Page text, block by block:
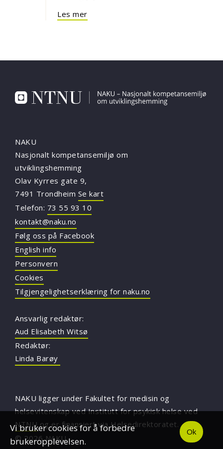
Les mer
NAKU
Nasjonalt kompetansemiljø om
utviklingshemming
Olav Kyrres gate 9,
7491 Trondheim Se kart
Telefon: 73 55 93 10
kontakt@naku.no
Følg oss på Facebook
English info
Personvern
Cookies
Tilgjengelighetserklæring for naku.no
Ansvarlig redaktør:
Aud Elisabeth Witsø
Redaktør:
Linda Barøy
NAKU ligger under Fakultet for medisin og
helsevitenskap ved Institutt for psykisk helse ved
NTNU og er finansiert via Helsedirektoratet.
© 2026 NAKU
Vi bruker cookies for å forbedre
brukeropplevelsen.
Ok